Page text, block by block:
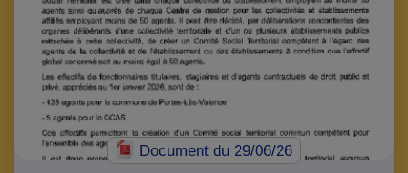
Documentdu 29/06/26